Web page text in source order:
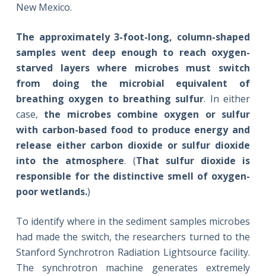
New Mexico.
The approximately 3-foot-long, column-shaped
samples went deep enough to reach oxygen-
starved layers where microbes must switch
from doing the microbial equivalent of
breathing oxygen to breathing sulfur. In either
case, the microbes combine oxygen or sulfur
with carbon-based food to produce energy and
release either carbon dioxide or sulfur dioxide
into the atmosphere. (That sulfur dioxide is
responsible for the distinctive smell of oxygen-
poor wetlands.)
To identify where in the sediment samples microbes
had made the switch, the researchers turned to the
Stanford Synchrotron Radiation Lightsource facility.
The synchrotron machine generates extremely